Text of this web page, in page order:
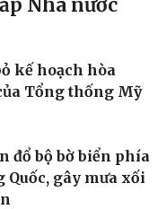
Nhà nước
kế hoạch hòa
Tổng thống Mỹ
đổ bộ bờ biển phía
gây mưa xối